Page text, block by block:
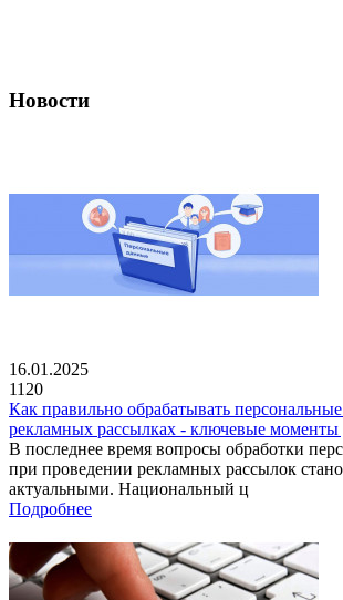
Новости
16.01.2025
1120
Как правильно обрабатывать
рекламных рассылках - ключевые моменты
В последнее время вопросы обработки
при проведении рекламных рассылок
актуальными. Национальный ц
Подробнее